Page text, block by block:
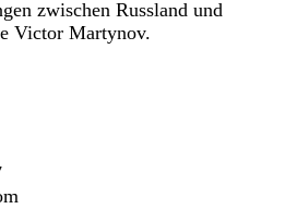
zwischen Russland und
Victor Martynov.